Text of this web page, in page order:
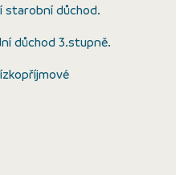
starobní důchod.
důchod 3.stupně.